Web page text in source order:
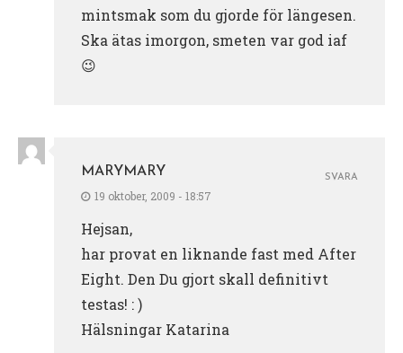
mintsmak som du gjorde för längesen.
Ska ätas imorgon, smeten var god iaf
😉
MARYMARY
19 oktober, 2009 - 18:57
Hejsan,
har provat en liknande fast med After
Eight. Den Du gjort skall definitivt
testas! : )
Hälsningar Katarina
SVARA